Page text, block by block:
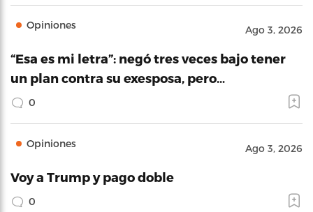
Opiniones Ago 3, 2026
“Esa es mi letra”: negó tres veces bajo tener
un plan contra su exesposa, pero…
0
Opiniones Ago 3, 2026
Voy a Trump y pago doble
0